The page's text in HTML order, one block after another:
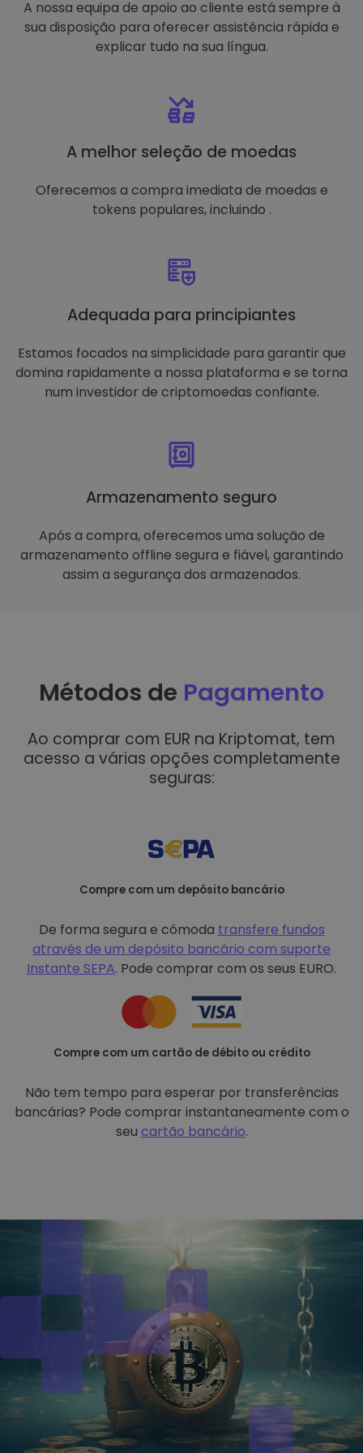
A nossa equipa de apoio ao cliente está sempre à
sua disposição para oferecer assistência rápida e
explicar tudo na sua língua.
A melhor seleção de moedas
Oferecemos a compra imediata de moedas e
tokens populares, incluindo .
Adequada para principiantes
Estamos focados na simplicidade para garantir que
domina rapidamente a nossa plataforma e se torna
num investidor de criptomoedas confiante.
Armazenamento seguro
Após a compra, oferecemos uma solução de
armazenamento offline segura e fiável, garantindo
assim a segurança dos armazenados.
Métodos de Pagamento
Ao comprar com EUR na Kriptomat, tem
acesso a várias opções completamente
seguras:
Compre com um depósito bancário
De forma segura e cómoda transfere fundos
através de um depósito bancário com suporte
Instante SEPA. Pode comprar com os seus EURO.
Compre com um cartão de débito ou crédito
Não tem tempo para esperar por transferências
bancárias? Pode comprar instantaneamente com o
seu cartão bancário.